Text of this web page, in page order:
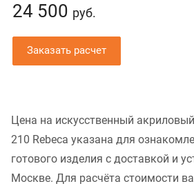
24 500 руб.
Заказать расчет
Цена на искусственный
210 Rebeca указана для
готового изделия с доставкой и
Москве. Для расчёта стоимости